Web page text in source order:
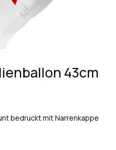
43cm
bedruckt mit Narrenkappe